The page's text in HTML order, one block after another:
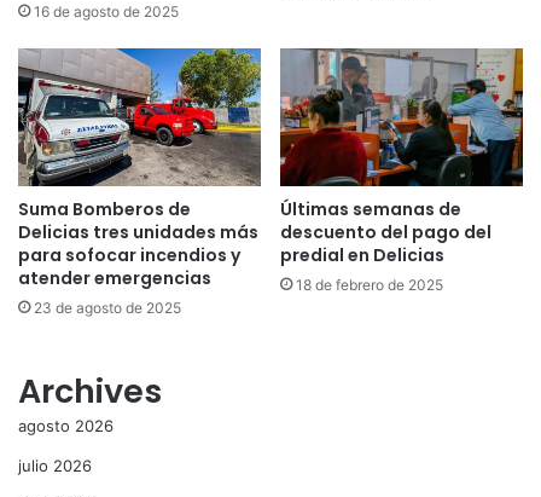
16 de agosto de 2025
Suma Bomberos de
Delicias tres unidades más
para sofocar incendios y
atender emergencias
23 de agosto de 2025
Últimas semanas de
descuento del pago del
predial en Delicias
18 de febrero de 2025
Archives
agosto 2026
julio 2026